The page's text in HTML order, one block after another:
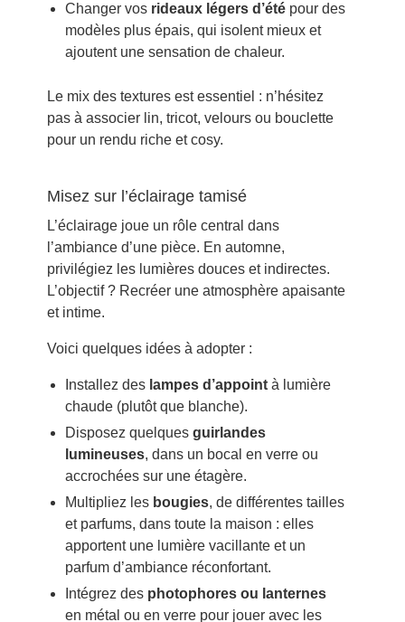
Changer vos rideaux légers d’étépour des
modèles plus épais, qui isolent mieux et
ajoutent une sensation de chaleur.
Le mix des textures est essentiel : n’hésitez
pas à associer lin, tricot, velours ou bouclette
pour un rendu riche et cosy.
Misez sur l’éclairage tamisé
L’éclairage joue un rôle central dans
l’ambiance d’une pièce. En automne,
privilégiez les lumières douces et indirectes.
L’objectif ? Recréer une atmosphère apaisante
et intime.
Voici quelques idées à adopter :
Installez des lampes d’appointà lumière
chaude (plutôt que blanche).
Disposez quelques guirlandes
lumineuses, dans un bocal en verre ou
accrochées sur une étagère.
Multipliez les bougies, de différentes tailles
et parfums, dans toute la maison : elles
apportent une lumière vacillante et un
parfum d’ambiance réconfortant.
Intégrez des photophores ou lanternes
en métal ou en verre pour jouer avec les